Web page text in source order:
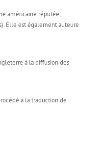
américaine réputée,
Elle est également auteure
à la diffusion des
à la traduction de